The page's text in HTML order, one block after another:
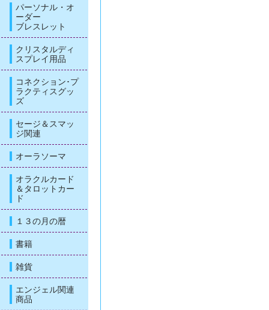
パーソナル・オ
ーダー
ブレスレット
クリスタルディ
スプレイ用品
コネクション･プ
ラクティスグッ
ズ
セージ＆スマッ
ジ関連
オーラソーマ
オラクルカード
＆タロットカー
ド
１３の月の暦
書籍
雑貨
エンジェル関連
商品